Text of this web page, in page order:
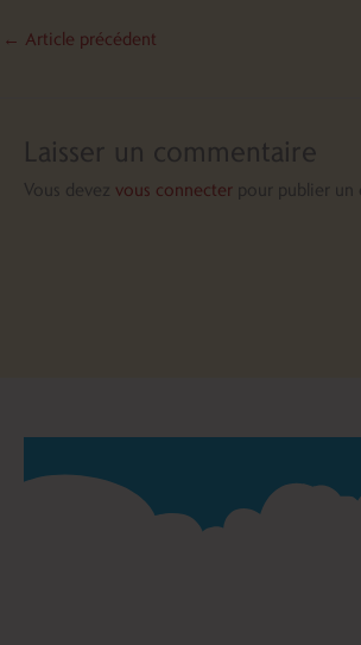
← Article précédent
Laisser un commentaire
Vous devez vous connecter pour publier un